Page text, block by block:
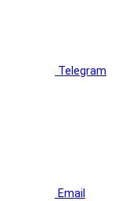
Telegram
Email